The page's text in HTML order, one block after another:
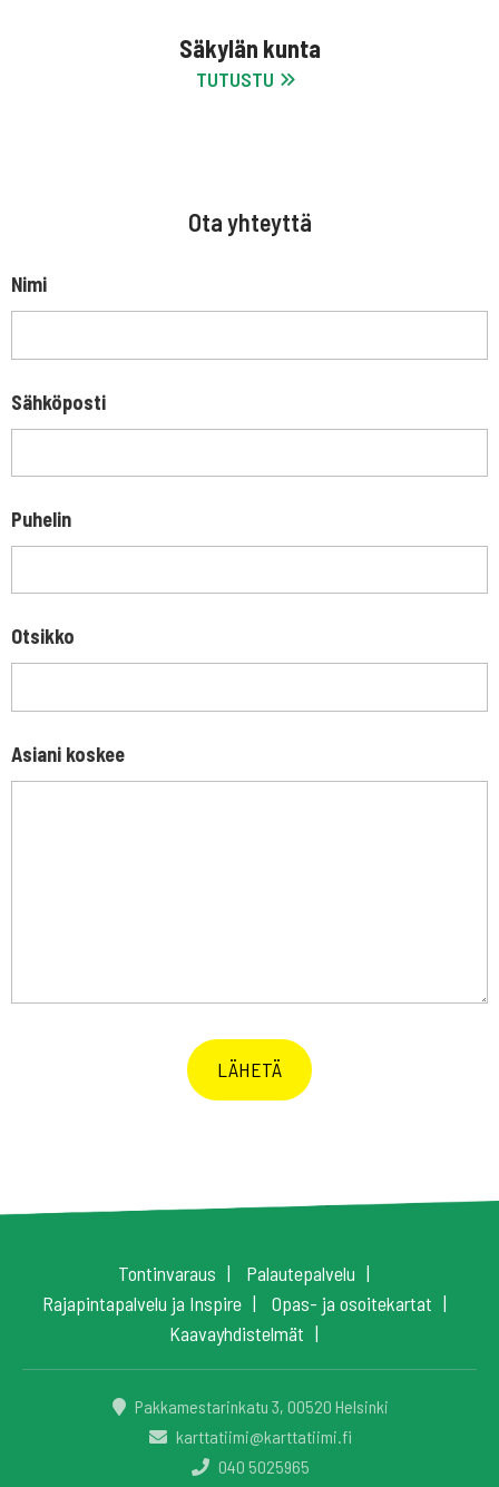
Säkylän kunta
TUTUSTU
Ota yhteyttä
Nimi
Sähköposti
Puhelin
Otsikko
Asiani koskee
Tontinvaraus
Palautepalvelu
Rajapintapalvelu ja Inspire
Opas- ja osoitekartat
Kaavayhdistelmät
Pakkamestarinkatu 3, 00520 Helsinki
karttatiimi@karttatiimi.fi
040 5025965